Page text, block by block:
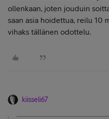
ollenkaan, joten jouduin
saan asia hoidettua, reilu 10
vihaks tällänen odottelu.
kiisseli67